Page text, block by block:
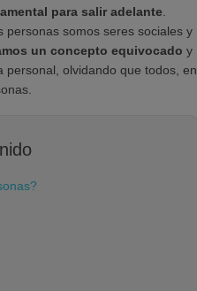
para salir adelante
personas somos seres sociales y
un concepto equivocado y
personal, olvidando que todos, en